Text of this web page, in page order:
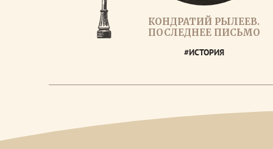
КОНДРАТИЙ РЫЛЕЕВ.
ПОСЛЕДНЕЕ ПИСЬМО
#ИСТОРИЯ